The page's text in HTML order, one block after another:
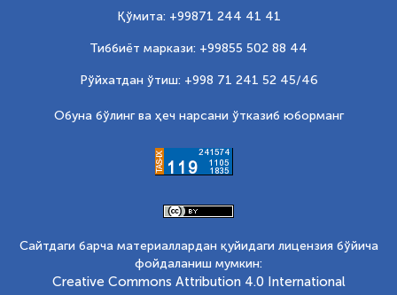
Қўмита: +99871 244 41 41
Тиббиёт маркази: +99855 502 88 44
Рўйхатдан ўтиш: +998 71 241 52 45/46
Обуна бўлинг ва ҳеч нарсани ўтказиб юборманг
Сайтдаги барча материаллардан қуйидаги лицензия бўйича
фойдаланиш мумкин:
Creative Commons Attribution 4.0 International